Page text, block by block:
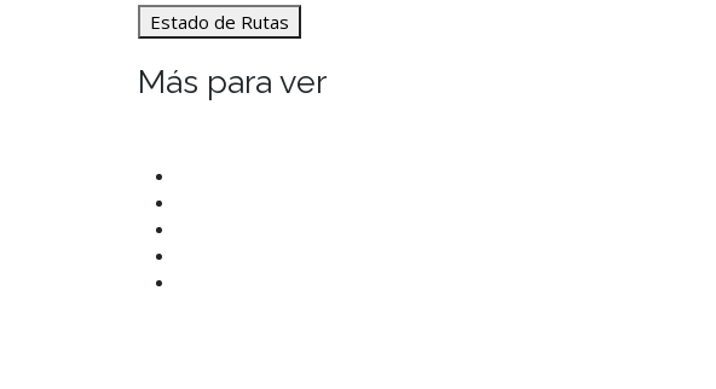
Estado de Rutas
Más para ver